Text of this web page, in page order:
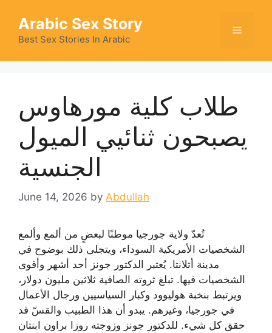
content
Arabic Sex Story
Best Sex Stories In Arabic
Menu
طلاب كلية مورهاوس
يصبحون ثنائيي الميول
الجنسية
June 14, 2026 by Abdullah
تُعدّ ولاية جورجيا موطنًا لبعضٍ من ألمع وألمع
الشخصيات الأمريكية السوداء، ويتجلى ذلك بوضوح في
مدينة أتلانتا. يُعتبر الدكتور جونز أحد أشهر وأقوى
الشخصيات فيها. تبلغ ثروته الصافية ثلاثين مليون دولار،
ويرتبط بنخبة هوليوود وكبار السياسيين ورجال الأعمال
في جورجيا، وغيرهم. يبدو أن هذا الطبيب والقسّ قد
حقق كل شيء. للدكتور جونز وزوجته روزا براون ابنتان